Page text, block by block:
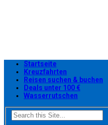
Startseite
Kreuzfahrten
Reisen suchen & buchen
Deals unter 100 €
Wasserrutschen